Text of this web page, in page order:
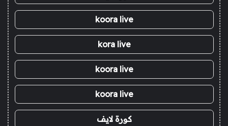
koora live
kora live
koora live
koora live
كورة لايف